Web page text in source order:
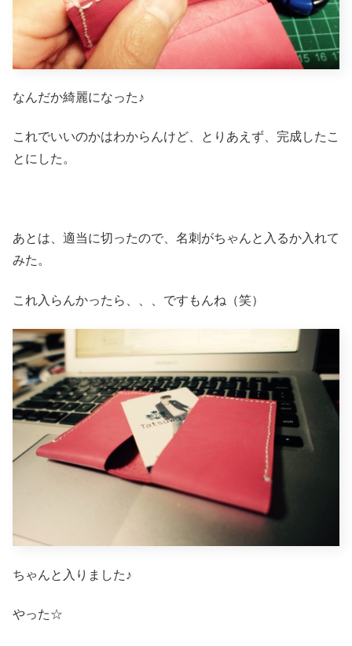
なんだか綺麗になった♪
これでいいのかはわからんけど、とりあえず、完成したこ
とにした。
あとは、適当に切ったので、名刺がちゃんと入るか入れて
みた。
これ入らんかったら、、、ですもんね（笑）
ちゃんと入りました♪
やった☆